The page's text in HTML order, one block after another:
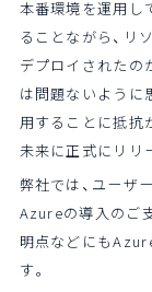
本番環境を運用し
ることながら、リ
デプロイされたの
は問題ないように
用することに抵抗
未来に正式にリリ
弊社では、ユーザ
Azureの導入のご
明点などにも
す。